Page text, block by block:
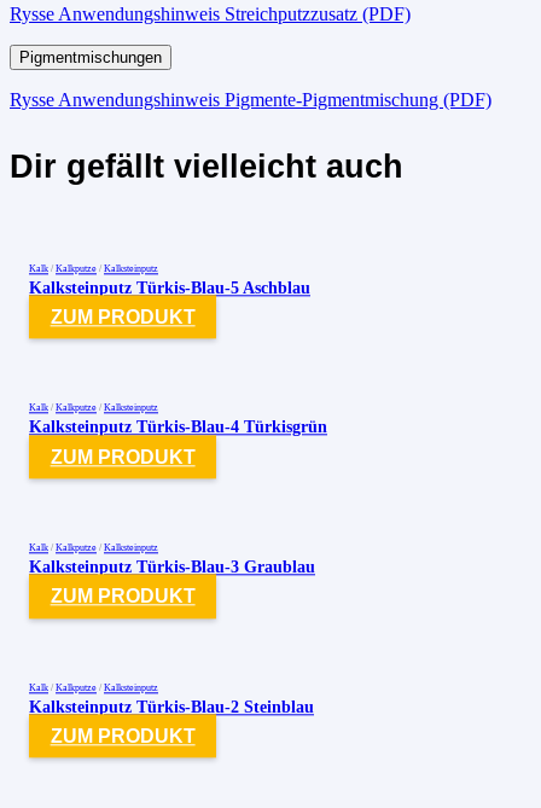
Rysse Anwendungshinweis Streichputzzusatz (PDF)
Pigmentmischungen
Rysse Anwendungshinweis Pigmente-Pigmentmischung (PDF)
Dir gefällt vielleicht auch
Kalk / Kalkputze / Kalksteinputz
Kalksteinputz Türkis-Blau-5 Aschblau
ZUM PRODUKT
Kalk / Kalkputze / Kalksteinputz
Kalksteinputz Türkis-Blau-4 Türkisgrün
ZUM PRODUKT
Kalk / Kalkputze / Kalksteinputz
Kalksteinputz Türkis-Blau-3 Graublau
ZUM PRODUKT
Kalk / Kalkputze / Kalksteinputz
Kalksteinputz Türkis-Blau-2 Steinblau
ZUM PRODUKT